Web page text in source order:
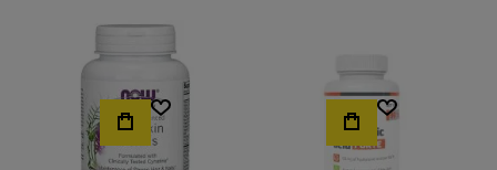
Хочу! Хочу!